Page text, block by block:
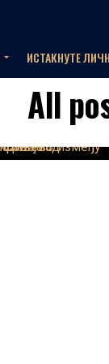
ИСТАКНУТЕ
All